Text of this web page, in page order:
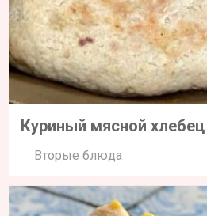
Куриный мясной хлебец
Вторые блюда